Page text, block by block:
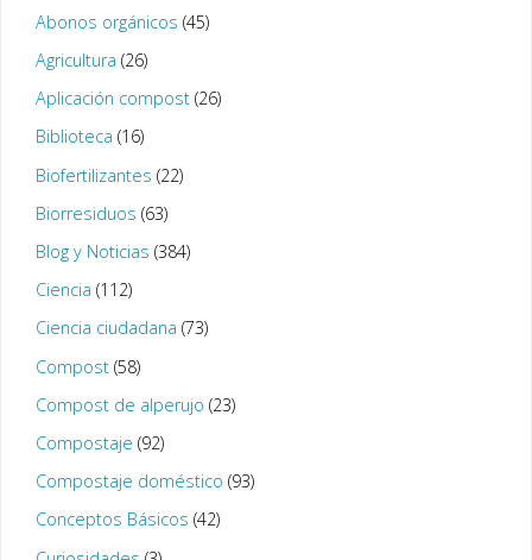
Abonos orgánicos (45)
Agricultura (26)
Aplicación compost(26)
Biblioteca (16)
Biofertilizantes (22)
Biorresiduos (63)
Blog y Noticias (384)
Ciencia (112)
Ciencia ciudadana (73)
Compost(58)
Compost de alperujo (23)
Compostaje (92)
Compostaje doméstico (93)
Conceptos Básicos (42)